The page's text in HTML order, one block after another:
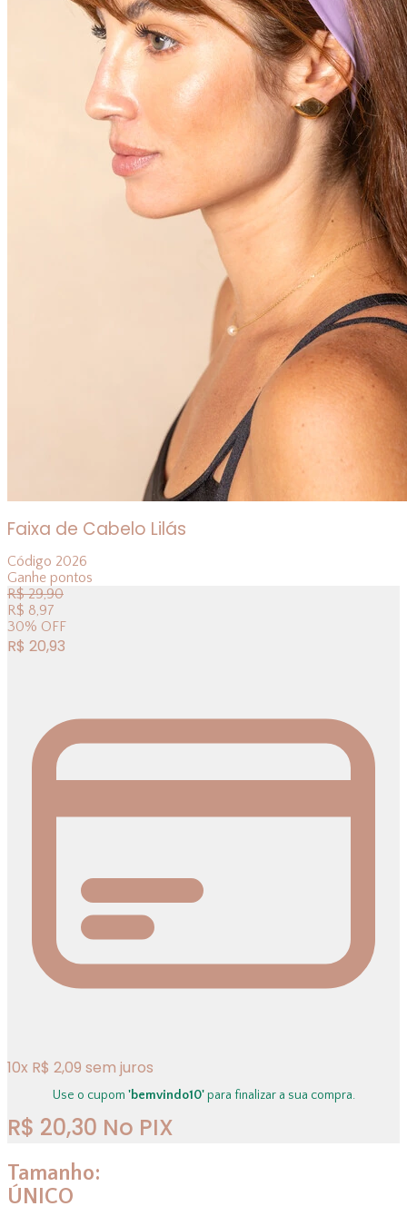
Faixa de Cabelo Lilás
Código 2026
Ganhe pontos
R$29,90
R$ 8,97
30% OFF
R$ 20,93
10x R$ 2,09 sem juros
Use o cupom 'bemvindo10'para finalizar a sua compra.
R$ 20,30 No PIX
Tamanho:
ÚNICO